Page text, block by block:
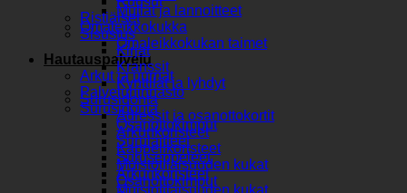
Mullat ja lannoitteet
Omaleikkokukka
Omaleikkokukan taimet
Hautauspalvelu
Arkut ja uurnat
Palveluhinnasto
Surusidonta
Osanottokimput
Surulaitteet
Suruseppeleet
Arkunkoristeet
Muistotilaisuuden kukat
Ristiäiset
Sisustus
Kirjat
Kranssit
Kynttilät ja lyhdyt
Surusidonta
Adressit ja osanottokortit
Arkunkoristeet
Kappelikoristeet
Muistotilaisuuden kukat
Osanottokimput